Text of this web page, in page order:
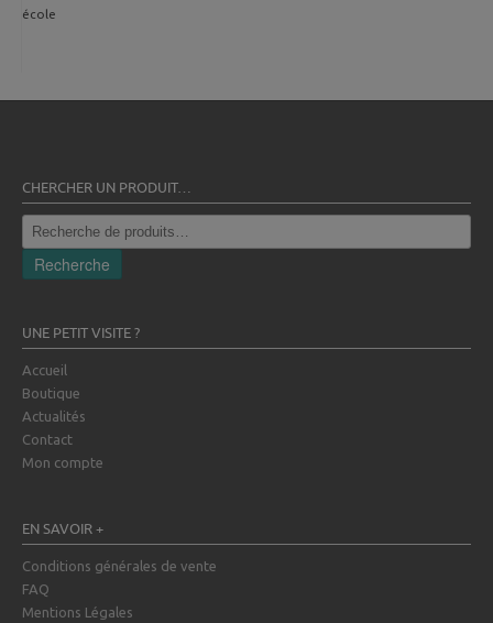
école
CHERCHER UN PRODUIT…
Recherche
pour :
Recherche
UNE PETIT VISITE ?
Accueil
Boutique
Actualités
Contact
Mon compte
EN SAVOIR +
Conditions générales de vente
FAQ
Mentions Légales